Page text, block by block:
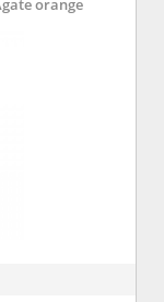
orange